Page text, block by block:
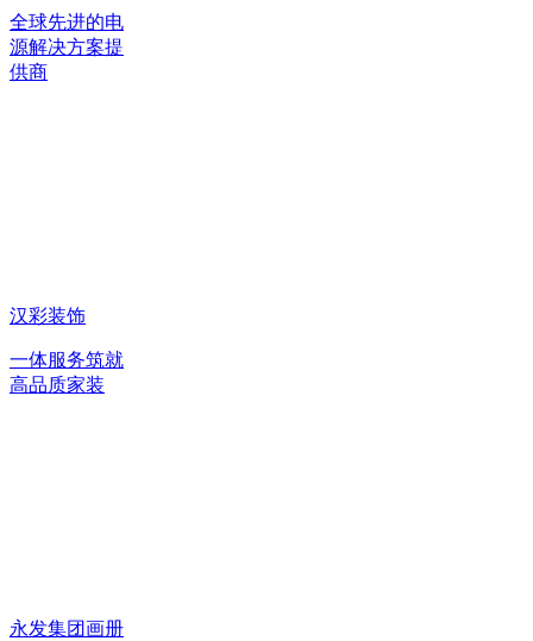
全球先进的电
源解决方案提
供商
汉彩装饰
一体服务筑就
高品质家装
永发集团画册